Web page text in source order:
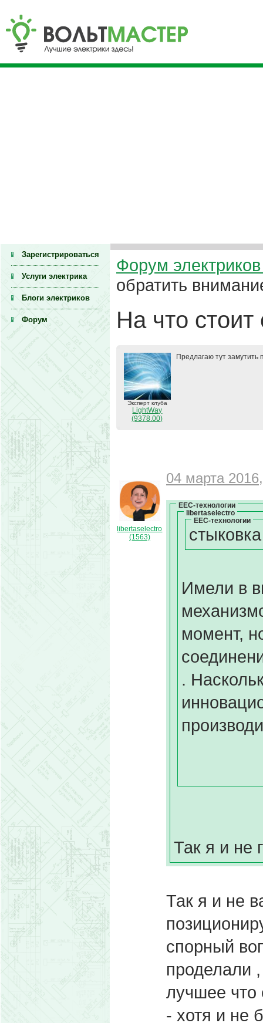
Зарегистрироваться
Услуги электрика
Блоги электриков
Форум
Форум электриков
обратить
На что
Эксперт клуба
LightWay
(9378.00)
Предлагаю тут
libertaselectro
(1563)
04 марта
ЕЕС-технологии
libertaselectro
ЕЕС-технологии
Имели в
момент,
.
Так я и не
Так я и не
спорный
проделали
лучшее что
- хотя и не